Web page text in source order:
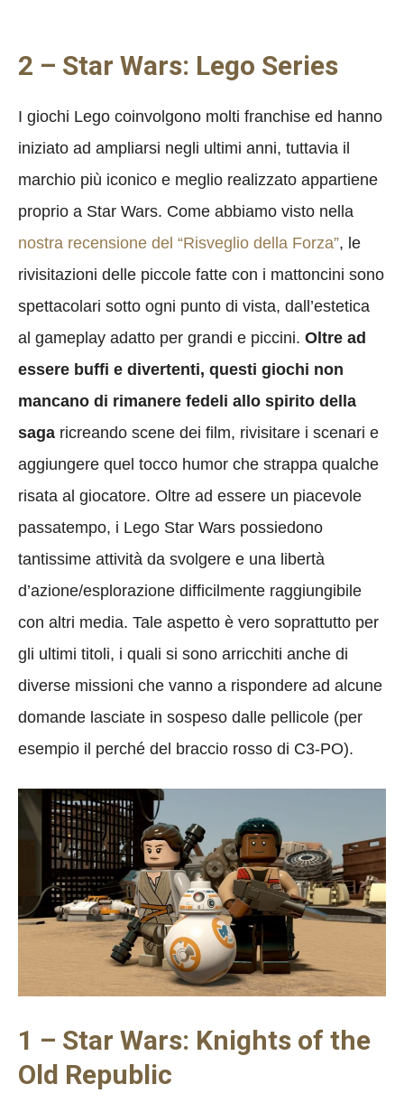
2 – Star Wars: Lego Series
I giochi Lego coinvolgono molti franchise ed hanno
iniziato ad ampliarsi negli ultimi anni, tuttavia il
marchio più iconico e meglio realizzato appartiene
proprio a Star Wars. Come abbiamo visto nella
nostra recensione del “Risveglio della Forza”, le
rivisitazioni delle piccole fatte con i mattoncini sono
spettacolari sotto ogni punto di vista, dall’estetica
al gameplay adatto per grandi e piccini. Oltre ad
essere buffi e divertenti, questi giochi non
mancano di rimanere fedeli allo spirito della
saga ricreando scene dei film, rivisitare i scenari e
aggiungere quel tocco humor che strappa qualche
risata al giocatore. Oltre ad essere un piacevole
passatempo, i Lego Star Wars possiedono
tantissime attività da svolgere e una libertà
d’azione/esplorazione difficilmente raggiungibile
con altri media. Tale aspetto è vero soprattutto per
gli ultimi titoli, i quali si sono arricchiti anche di
diverse missioni che vanno a rispondere ad alcune
domande lasciate in sospeso dalle pellicole (per
esempio il perché del braccio rosso di C3-PO).
1 – Star Wars: Knights of the
Old Republic